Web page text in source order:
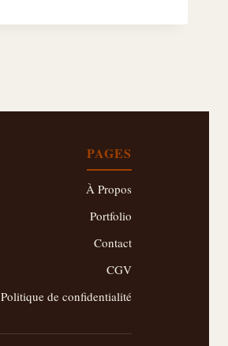
PAGES
À Propos
Portfolio
Contact
CGV
Politique de confidentialité